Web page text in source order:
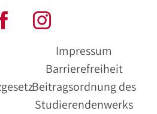
Impressum
Barrierefreiheit
Beitragsordnung des
Studierendenwerks